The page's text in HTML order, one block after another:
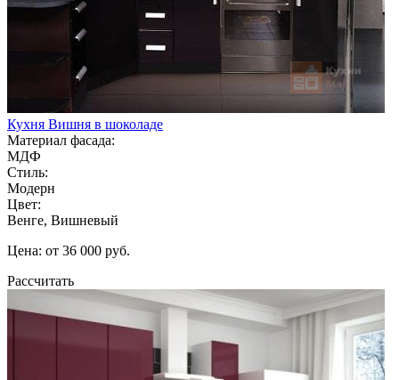
Кухня Вишня в шоколаде
Материал фасада:
МДФ
Стиль:
Модерн
Цвет:
Венге, Вишневый
Цена: от 36 000 руб.
Рассчитать